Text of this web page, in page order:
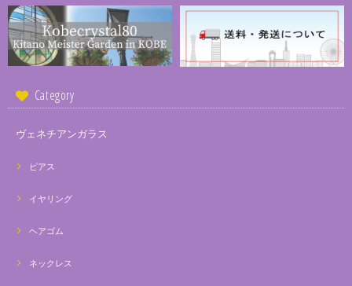
Category
ヴェネチアンガラス
ピアス
イヤリング
ヘアゴム
ネックレス